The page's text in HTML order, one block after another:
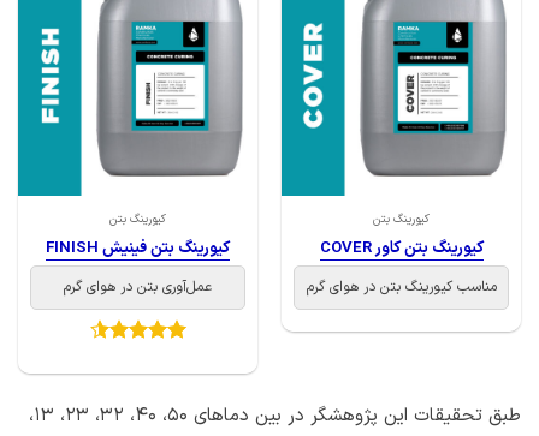
کیورینگ بتن
کیورینگ بتن کاور COVER
مناسب کیورینگ بتن در هوای گرم
کیورینگ بتن
کیورینگ بتن فینیش FINISH
عمل‌آوری بتن در هوای گرم
از 5
طبق تحقیقات این پژوهشگر در بین دماهای 50، 40، 32، 23، 13،